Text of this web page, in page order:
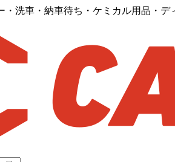
・洗車・納車待ち・ケミカル用品・